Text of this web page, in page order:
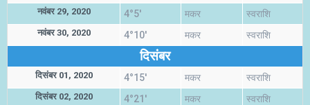
नवंबर 29, 2020 4°5' मकर स्वराशि
नवंबर 30, 2020 4°10' मकर स्वराशि
दिसंबर
दिसंबर 01, 2020 4°15' मकर स्वराशि
दिसंबर 02, 2020 4°21' मकर स्वराशि